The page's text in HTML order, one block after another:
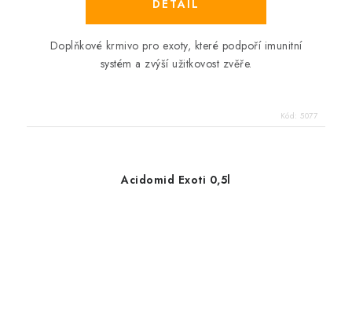
Doplňkové krmivo pro exoty, které podpoří imunitní
systém a zvýší užitkovost zvěře.
Kód: 5077
Acidomid Exoti 0,5l